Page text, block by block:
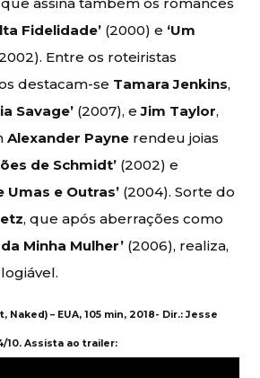
Fidelidade’ (2000) e ‘Um
Entre os roteiristas
destacam-se Tamara Jenkins,
Savage’ (2007), eJim Taylor,
Alexander Payne rendeu joias
de Schmidt’ (2002) e
Umas e Outras’ (2004). Sorte do
, que após aberrações como
Minha Mulher’ (2006), realiza,
Naked) – EUA, 105 min, 2018- Dir.: Jesse
10. Assista ao trailer: